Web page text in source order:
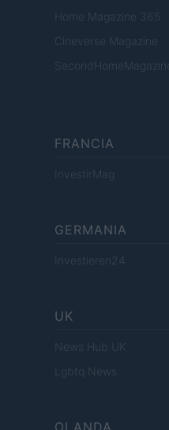
Home Magazine 365
Cineverse Magazine
SecondHomeMagazine
FRANCIA
InvestirMag
GERMANIA
Investieren24
UK
News Hub UK
Lgbtq News